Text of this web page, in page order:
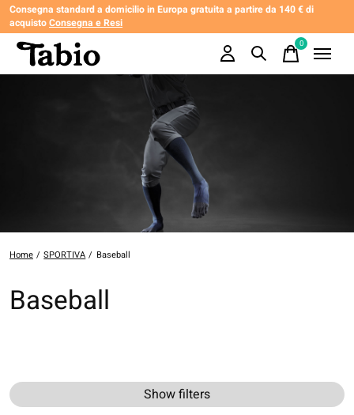
Consegna standard a domicilio in Europa gratuita a partire da 140 € di
acquistoConsegna e Resi
0items
Home / SPORTIVA / Baseball
Baseball
Show filters